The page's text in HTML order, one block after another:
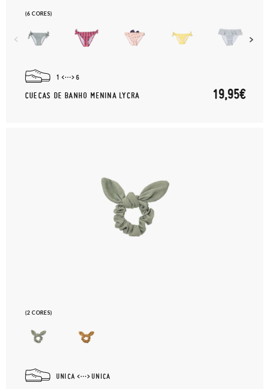
(6 CORES)
1 6
CUECAS DE BANHO MENINA LYCRA 19,95€
(2 CORES)
UNICA UNICA